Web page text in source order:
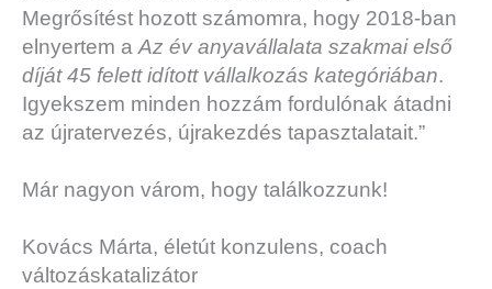
Megrősítést hozott számomra, hogy 2018-ban
elnyertem a Az év anyavállalata szakmai első
díját 45 felett idított vállalkozás kategóriában.
Igyekszem minden hozzám fordulónak átadni
az újratervezés, újrakezdés tapasztalatait.”
Már nagyon várom, hogy találkozzunk!
Kovács Márta, életút konzulens, coach
változáskatalizátor